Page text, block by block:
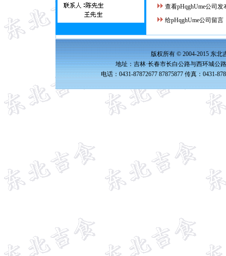
查看pHqghUme公司发
给pHqghUme公司留言
版权所有 © 2004-2015 东北
地址：吉林·长春市长白公路与西环城公
电话：0431-87872677 87875877 传真：0431-